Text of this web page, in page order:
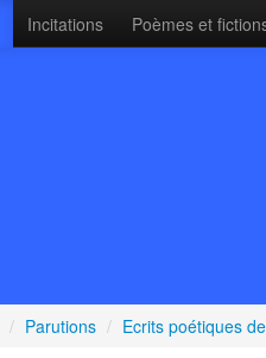
Incitations Poèmes et
/ Parutions / Ecrits poétiques